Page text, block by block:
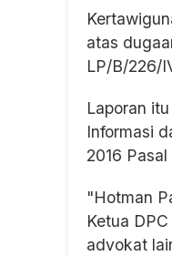
atas
LP/B/226/
Laporan
Informasi
2016
"Hotman
Ketua
advokat